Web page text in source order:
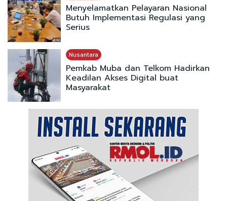
Menyelamatkan Pelayaran Nasional
Butuh Implementasi Regulasi yang
Serius
Nusantara
Pemkab Muba dan Telkom Hadirkan
Keadilan Akses Digital buat
Masyarakat